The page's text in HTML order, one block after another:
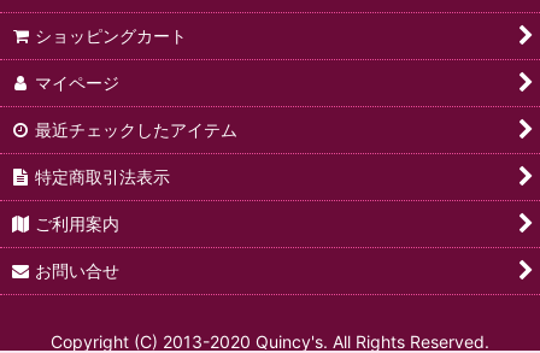
ショッピングカート
マイページ
最近チェックしたアイテム
特定商取引法表示
ご利用案内
お問い合せ
Copyright (C) 2013-2020 Quincy's. All Rights Reserved.